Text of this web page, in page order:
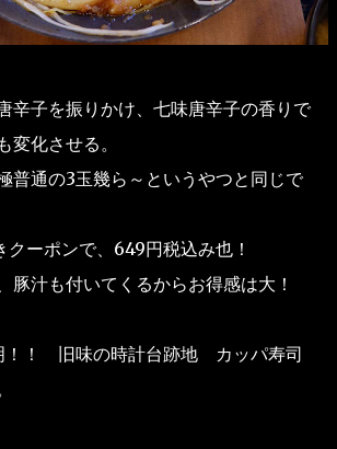
辛子を振りかけ、七味唐辛子の香りで
変化させる。
普通の3玉幾ら～というやつと同じで
クーポンで、649円税込み也！
豚汁も付いてくるからお得感は大！
！！ 旧味の時計台跡地 カッパ寿司